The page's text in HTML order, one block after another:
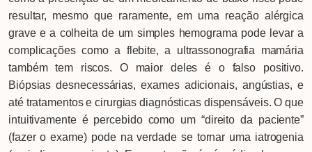
resultar, mesmo que raramente, em uma reação alérgica
grave e a colheita de um simples hemograma pode levar a
complicações como a flebite, a ultrassonografia mamária
também tem riscos. O maior deles é o falso positivo.
Biópsias desnecessárias, exames adicionais, angústias, e
até tratamentos e cirurgias diagnósticas dispensáveis. O que
intuitivamente é percebido como um “direito da paciente”
(fazer o exame) pode na verdade se tornar uma iatrogenia